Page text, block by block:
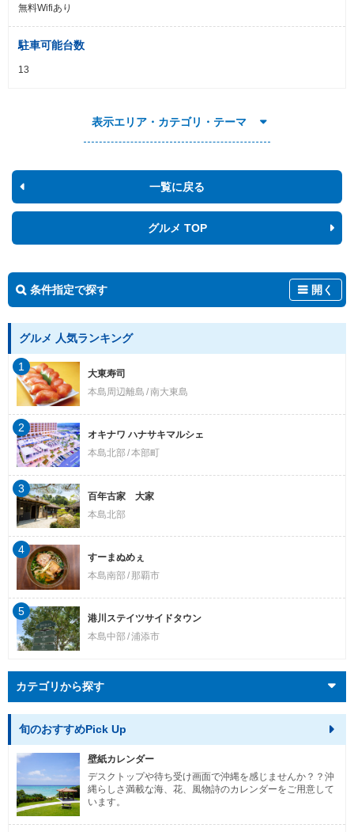
無料Wifiあり
駐車可能台数
13
表示エリア・カテゴリ・テーマ
一覧に戻る
グルメ TOP
条件指定で探す 開く
グルメ 人気ランキング
大東寿司
本島周辺離島 南大東島
1
オキナワ ハナサキマルシェ
本島北部 本部町
2
百年古家 大家
本島北部
3
すーまぬめぇ
本島南部
那覇市
4
港川ステイツサイドタウン
本島中部 浦添市
5
カテゴリから探す
旬のおすすめPick Up
壁紙カレンダー
デスクトップや待ち受け画面で沖縄を感じませんか？？沖
縄らしさ満載な海、花、風物詩のカレンダーをご用意して
います。